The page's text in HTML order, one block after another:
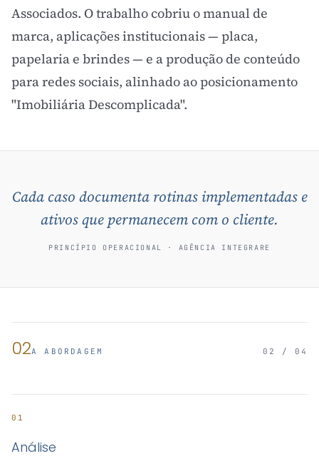
Associados. O trabalho cobriu o manual de
marca, aplicações institucionais — placa,
papelaria e brindes — e a produção de conteúdo
para redes sociais, alinhado ao posicionamento
"Imobiliária Descomplicada".
Cada caso documenta rotinas implementadas e
ativos que permanecem com o cliente.
PRINCÍPIO OPERACIONAL · AGÊNCIA INTEGRARE
02A ABORDAGEM 02 / 04
01
Análise